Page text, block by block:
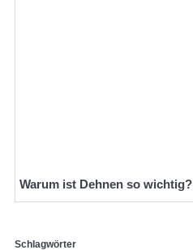
Warum ist Dehnen so wichtig?
Schlagwörter